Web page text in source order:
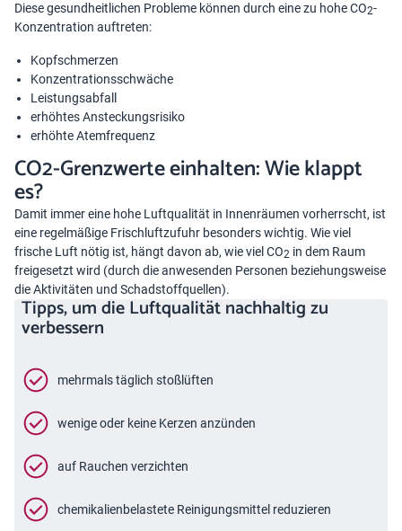
Diese gesundheitlichen Probleme können durch eine zu hohe CO2-
Konzentration auftreten:
Kopfschmerzen
Konzentrationsschwäche
Leistungsabfall
erhöhtes Ansteckungsrisiko
erhöhte Atemfrequenz
CO2-Grenzwerte einhalten: Wie klappt
es?
Damit immer eine hohe Luftqualität in Innenräumen vorherrscht, ist
eine regelmäßige Frischluftzufuhr besonders wichtig. Wie viel
frische Luft nötig ist, hängt davon ab, wie viel CO2 in dem Raum
freigesetzt wird (durch die anwesenden Personen beziehungsweise
die Aktivitäten und Schadstoffquellen).
Tipps, um die Luftqualität nachhaltig zu
verbessern
mehrmals täglich stoßlüften
wenige oder keine Kerzen anzünden
auf Rauchen verzichten
chemikalienbelastete Reinigungsmittel reduzieren